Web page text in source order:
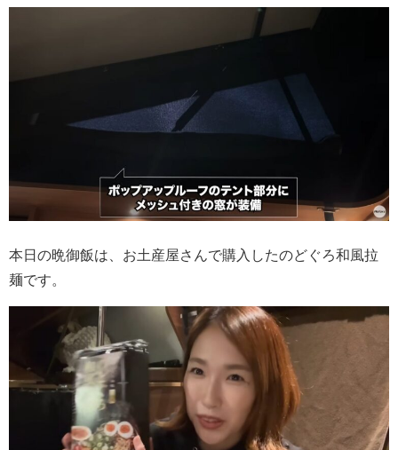
本日の晩御飯は、お土産屋さんで購入したのどぐろ和風拉
麺です。